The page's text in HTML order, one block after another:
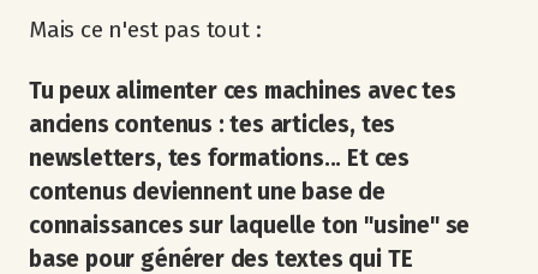
Mais ce n'est pas tout :
Tu peux alimenter ces machines avec tes
anciens contenus : tes articles, tes
newsletters, tes formations... Et ces
contenus deviennent une base de
connaissances sur laquelle ton "usine" se
base pour générer des textes qui TE